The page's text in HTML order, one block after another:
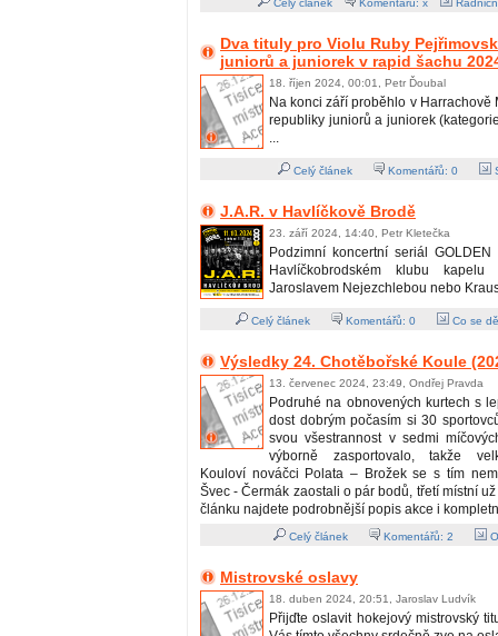
Celý článek Komentářů: x
Dva tituly pro Violu Ruby
juniorů a juniorek v rapid šachu
18. říjen 2024, 00:01, Petr Ďoubal
Na konci září proběhlo v Harrachově
republiky juniorů a juniorek
...
Celý článek Komentářů: 0
J.A.R. v Havlíčkově Brodě
23. září 2024, 14:40, Petr Kletečka
Podzimní koncertní seriál
Havlíčkobrodském klubu
Jaroslavem Nejezchlebou nebo
Celý článek Komentářů: 0 Co se
Výsledky 24. Chotěbořské Koule
13. červenec 2024, 23:49, Ondřej Pravda
Podruhé na obnovených kurtech s
dost dobrým počasím si 30
svou všestrannost v sedmi
výborně zasportovalo, takže
Kouloví nováčci Polata – Brožek se s tím
Švec - Čermák zaostali o pár bodů, třetí místní
článku najdete podrobnější popis akce i
Celý článek Komentářů: 2
Mistrovské oslavy
18. duben 2024, 20:51, Jaroslav Ludvík
Přijďte oslavit hokejový mistrovský